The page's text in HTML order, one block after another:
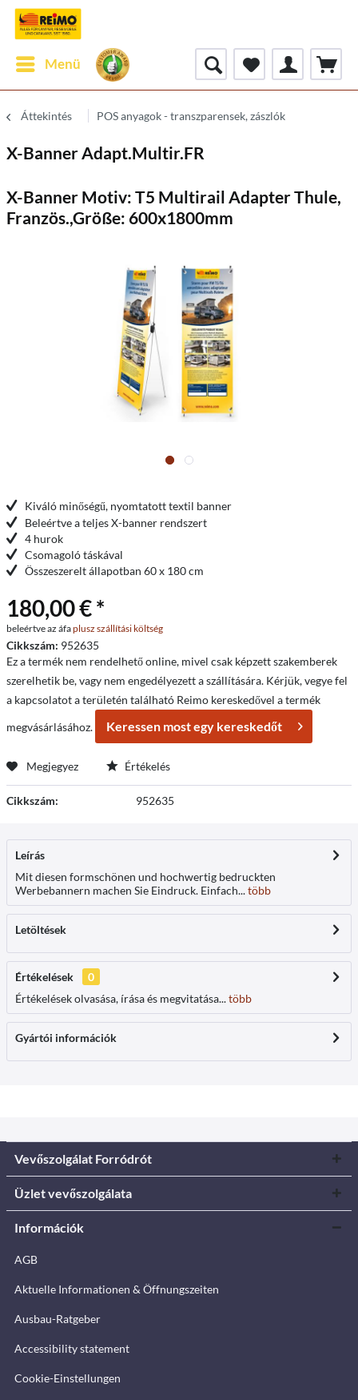
Menü
Áttekintés POS anyagok - transzparensek, zászlók
X-Banner Adapt.Multir.FR
X-Banner Motiv: T5 Multirail Adapter Thule,
Französ.,Größe: 600x1800mm
Kiváló minőségű, nyomtatott textil banner
Beleértve a teljes X-banner rendszert
4 hurok
Csomagoló táskával
Összeszerelt állapotban 60 x 180 cm
180,00 € *
beleértve az áfaplusz szállítási költség
Cikkszám: 952635
Ez a termék nem rendelhető online, mivel csak képzett szakemberek
szerelhetik be, vagy nem engedélyezett a szállítására. Kérjük, vegye fel
a kapcsolatot a területén található Reimo kereskedővel a termék
megvásárlásához.
Keressen most egy kereskedőt
Megjegyez Értékelés
Cikkszám: 952635
Leírás
Mit diesen formschönen und hochwertig bedruckten
Werbebannern machen Sie Eindruck. Einfach...több
Letöltések
Értékelések
0
Értékelések olvasása, írása és megvitatása...több
Gyártói információk
Vevőszolgálat Forródrót
Üzlet vevőszolgálata
Információk
AGB
Aktuelle Informationen & Öffnungszeiten
Ausbau-Ratgeber
Accessibility statement
Cookie-Einstellungen